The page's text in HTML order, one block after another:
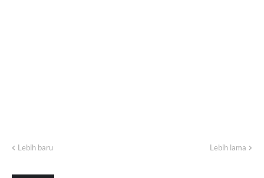
Lebih baru Lebih lama